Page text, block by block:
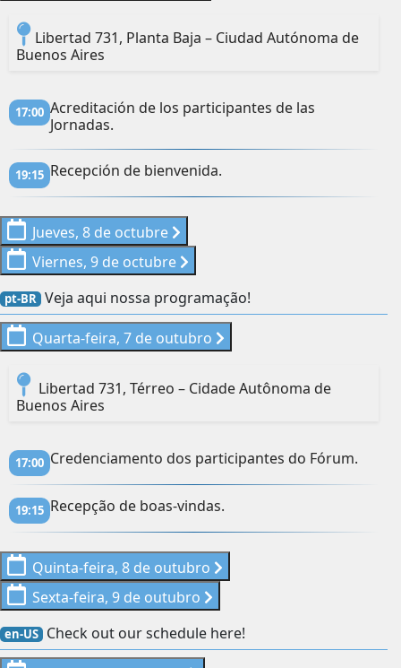
Libertad 731, Planta Baja – Ciudad Autónoma de
Buenos Aires
17:00 Acreditación de los participantes de las
Jornadas.
19:15 Recepción de bienvenida.
Jueves, 8 de octubre
Viernes, 9 de octubre
pt-BR Veja aqui nossa programação!
Quarta-feira, 7 de outubro
Libertad 731, Térreo – Cidade Autônoma de
Buenos Aires
17:00 Credenciamento dos participantes do Fórum.
19:15 Recepção de boas-vindas.
Quinta-feira, 8 de outubro
Sexta-feira, 9 de outubro
en-US Check out our schedule here!